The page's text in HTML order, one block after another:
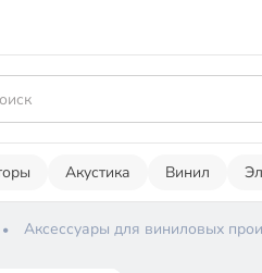
Акустика Винил
Аксессуары для виниловых